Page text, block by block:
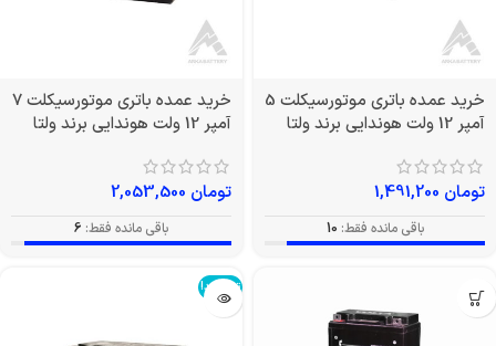
خرید عمده باتری موتورسیکلت 5
آمپر 12 ولت هوندایی برند ولتا
تومان
باقی مانده فقط: 10
خرید عمده باتری موتورسیکلت 7
آمپر 12 ولت هوندایی برند ولتا
تومان
باقی مانده فقط: 6
تمام شد!